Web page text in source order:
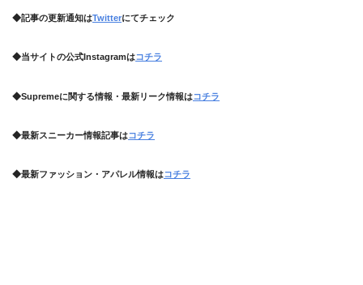
◆記事の更新通知はTwitterにてチェック
◆当サイトの公式Instagramはコチラ
◆Supremeに関する情報・最新リーク情報はコチラ
◆最新スニーカー情報記事はコチラ
◆最新ファッション・アパレル情報はコチラ